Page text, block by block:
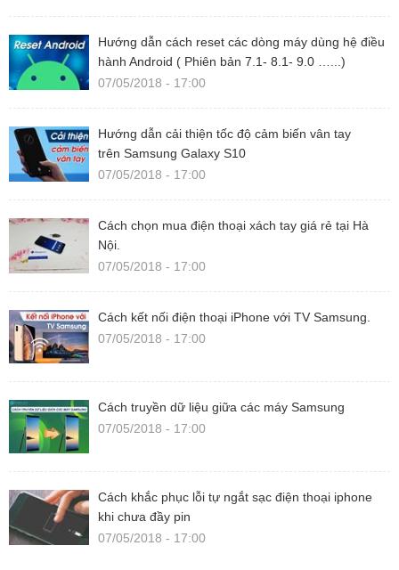
Hướng dẫn cách reset các dòng máy dùng hệ điều
hành Android ( Phiên bản 7.1- 8.1- 9.0 …...)
07/05/2018 - 17:00
Hướng dẫn cải thiện tốc độ cảm biến vân tay
trên Samsung Galaxy S10
07/05/2018 - 17:00
Cách chọn mua điện thoại xách tay giá rẻ tại Hà
Nội.
07/05/2018 - 17:00
Cách kết nối điện thoại iPhone với TV Samsung.
07/05/2018 - 17:00
Cách truyền dữ liệu giữa các máy Samsung
07/05/2018 - 17:00
Cách khắc phục lỗi tự ngắt sạc điện thoại iphone
khi chưa đầy pin
07/05/2018 - 17:00